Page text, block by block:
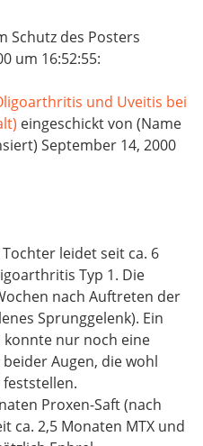
Schutz des Posters
um 16:52:55:
und Uveitis bei
eingeschickt von (Name
September 14, 2000
leidet seit ca. 6
Typ 1. Die
nach Auftreten der
Sprunggelenk). Ein
nur noch eine
Augen, die wohl
Proxen-Saft (nach
ca. 2,5 Monaten MTX und